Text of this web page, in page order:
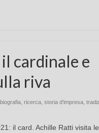
il cardinale e
riva
biografia, ricerca, storia d'impresa,
il card. Achille Ratti visita